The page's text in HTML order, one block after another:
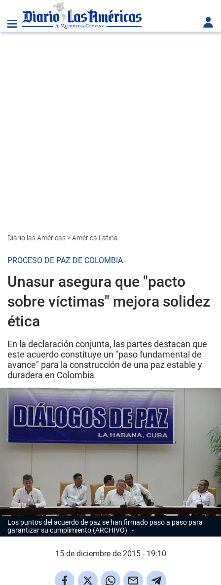
Diario las Américas>América Latina
PROCESO DE PAZ DE COLOMBIA
Unasur asegura que "pacto
sobre víctimas" mejora solidez
ética
En la declaración conjunta, las partes destacan que
este acuerdo constituye un "paso fundamental de
avance" para la construcción de una paz estable y
duradera en Colombia
Los puntos del acuerdo de paz se han firmado paso a paso para
garantizar su cumplimiento (ARCHIVO)
15 de diciembre de 2015 - 19:10